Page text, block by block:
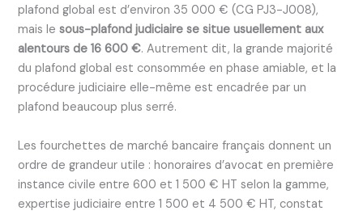
plafond global est d’environ 35 000 € (CG PJ3-J008),
mais lesous-plafond judiciaire se situe usuellement aux
alentours de 16 600 €. Autrement dit, la grande majorité
du plafond global est consommée en phase amiable, et la
procédure judiciaire elle-même est encadrée par un
plafond beaucoup plus serré.
Les fourchettes de marché bancaire français donnent un
ordre de grandeur utile : honoraires d’avocat en première
instance civile entre 600 et 1 500 € HT selon la gamme,
expertise judiciaire entre 1 500 et 4 500 € HT, constat